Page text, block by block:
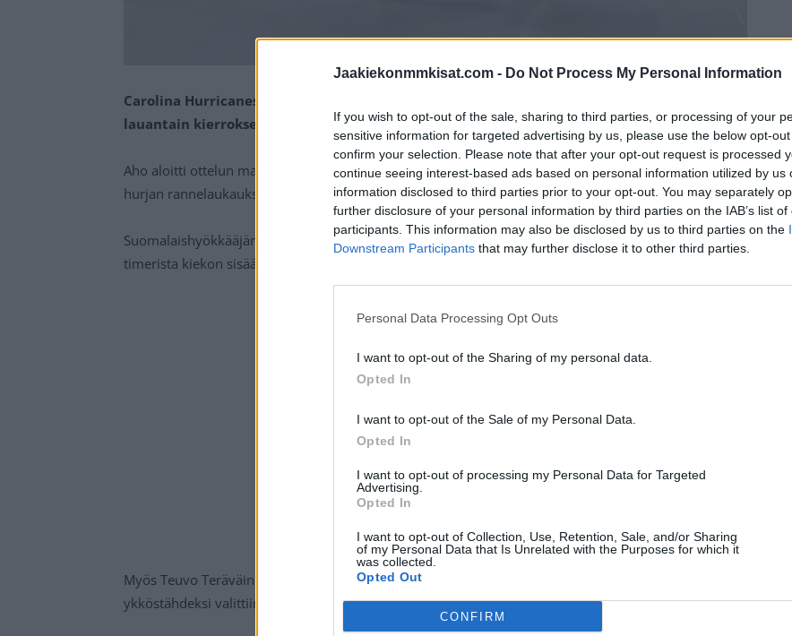
Jaakiekonmmkisat.com - Do Not Process My Personal Information
If you wish to opt-out of the sale, sharing to third parties, or processing of your
sensitive information for targeted advertising by us, please use the below opt-
confirm your selection. Please note that after your opt-out request is processed
continue seeing interest-based ads based on personal information utilized by us
information disclosed to third parties prior to your opt-out. You may separately
further disclosure of your personal information by third parties on the IAB’s list of
participants. This information may also be disclosed by us to third parties on the
Downstream Participants that may further disclose it to other third parties.
Personal Data Processing Opt Outs
I want to opt-out of the Sharing of my personal data.
Opted In
I want to opt-out of the Sale of my Personal Data.
Opted In
I want to opt-out of processing my Personal Data for Targeted
Advertising.
Opted In
I want to opt-out of Collection, Use, Retention, Sale, and/or Sharing
of my Personal Data that Is Unrelated with the Purposes for which it
was collected.
Opted Out
CONFIRM
Carolina Hurricanesin Sebastian Aho vietti kahden maalin iltaa, kun Canes isännöi
lauantain kierroksella Buffalo Sabresia.
Aho aloitti ottelun maalinteon avauserässä, kun Seth Jarvis pelasi kiekon keskustaan ja Aho lähetti
hurjan rannelaukauksen, joka upposi vastustamattomasti verkon perukoille.
Suomalaishyökkääjän toinen osuma nähtiin toisessa erässä ylivoimalla, kun hän tinttasi one-
timerista kiekon sisään.
Myös Teuvo Teräväinen osui illan aikana kertaalleen. Carolina voitti ottelun lopulta 6-2 ja
ykköstähdeksi valittiin kaksi osumaa viimeistellyt Aho.